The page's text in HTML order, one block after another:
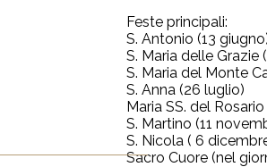
Feste principali:
S. Antonio (13
S. Maria delle Grazie
S. Maria del Monte
S. Anna (26 luglio)
Maria SS. del
S. Martino (11
S. Nicola ( 6
Sacro Cuore (nel